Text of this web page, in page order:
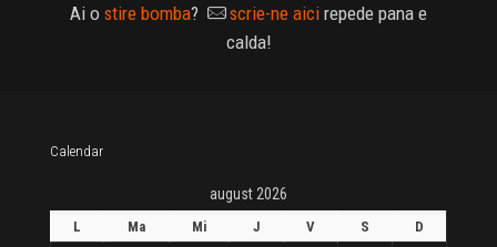
Ai o stire bomba? scrie-ne aici repede pana e
calda!
Calendar
august 2026
L Ma Mi J V S
D